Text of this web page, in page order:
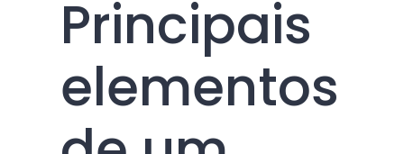
Principais
elementos